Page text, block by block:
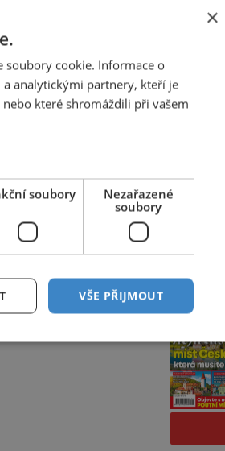
×
soubory cookie. Informace o
analytickými partnery, kteří je
které shromáždili při vašem
soubory
Nezařazené
soubory
VŠE PŘIJMOUT